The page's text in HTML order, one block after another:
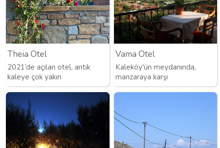
Theia Otel
2021’de açılan otel, antik
kaleye çok yakın
Vama Otel
Kaleköy'ün meydanında,
manzaraya karşı